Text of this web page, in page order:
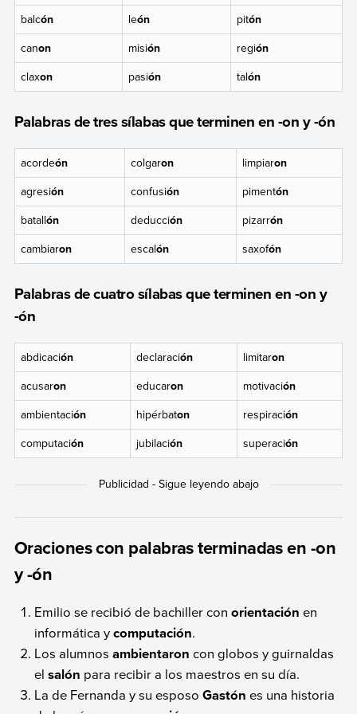
balcón león pitón
canon misión región
claxon pasión talón
Palabras de tres sílabas que terminen en -on y -ón
acordeón colgaron limpiaron
agresión confusión pimentón
batallón deducción pizarrón
cambiaron escalón saxofón
Palabras de cuatro sílabas que terminen en -on y
-ón
abdicación declaración limitaron
acusaron educaron motivación
ambientación hipérbaton respiración
computación jubilación superación
Oraciones con palabras terminadas en -on
y -ón
Emilio se recibió de bachiller conorientación en
informática ycomputación.
Los alumnos ambientaroncon globos y guirnaldas
elsalón para recibir a los maestros en su día.
La de Fernanda y su esposoGastón es una historia